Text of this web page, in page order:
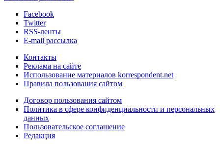
Facebook
Twitter
RSS-ленты
E-mail рассылка
Контакты
Реклама на сайте
Использование материалов korrespondent.net
Правила пользования сайтом
Договор пользования сайтом
Политика в сфере конфиденциальности и персональных
данных
Пользовательское соглашение
Редакция